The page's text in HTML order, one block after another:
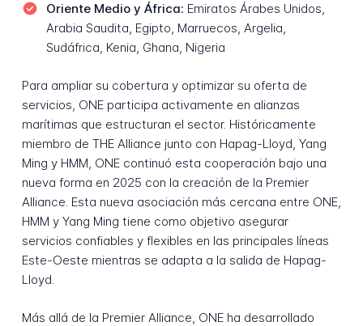
Oriente Medio y África: Emiratos Árabes Unidos,
Arabia Saudita, Egipto, Marruecos, Argelia,
Sudáfrica, Kenia, Ghana, Nigeria
Para ampliar su cobertura y optimizar su oferta de
servicios, ONE participa activamente en alianzas
marítimas que estructuran el sector. Históricamente
miembro de THE Alliance junto con Hapag-Lloyd, Yang
Ming y HMM, ONE continuó esta cooperación bajo una
nueva forma en 2025 con la creación de la Premier
Alliance. Esta nueva asociación más cercana entre ONE,
HMM y Yang Ming tiene como objetivo asegurar
servicios confiables y flexibles en las principales líneas
Este-Oeste mientras se adapta a la salida de Hapag-
Lloyd.
Más allá de la Premier Alliance, ONE ha desarrollado